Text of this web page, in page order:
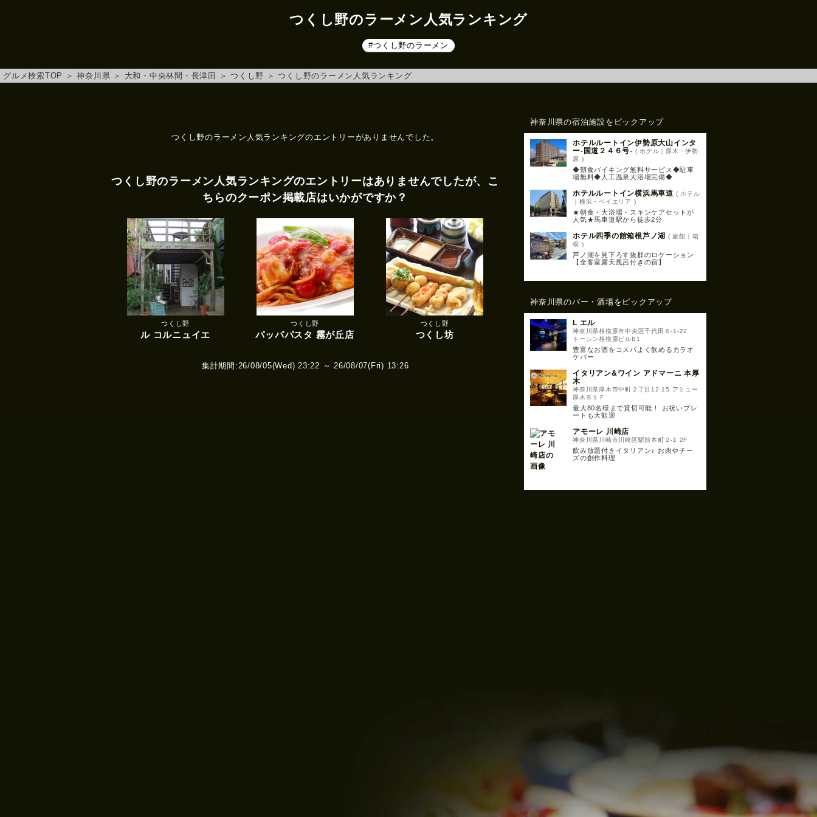
つくし野のラーメン人気ランキング
#つくし野のラーメン
グルメ検索TOP ＞神奈川県 ＞ 大和・中央林間・長津田 ＞ つくし野 ＞つくし野のラーメン人気ランキング
つくし野のラーメン人気ランキングのエントリーがありませんでした。
つくし野のラーメン人気ランキングのエントリーはありませんでしたが、こ
ちらのクーポン掲載店はいかがですか？
つくし野
ル コルニュイエ
つくし野
パッパパスタ 霧が丘店
つくし野
つくし坊
集計期間:26/08/05(Wed) 23:22 ～ 26/08/07(Fri) 13:26
神奈川県の宿泊施設をピックアップ
ホテルルートイン伊勢原大山インタ
ー‐国道２４６号‐ ( ホテル｜厚木・伊勢
原 )
◆朝食バイキング無料サービス◆駐車
場無料◆人工温泉大浴場完備◆
ホテルルートイン横浜馬車道 ( ホテル
｜横浜・ベイエリア )
★朝食・大浴場・スキンケアセットが
人気★馬車道駅から徒歩2分
ホテル四季の館箱根芦ノ湖 ( 旅館｜箱
根 )
芦ノ湖を見下ろす抜群のロケーション
【全客室露天風呂付きの宿】
神奈川県のバー・酒場をピックアップ
L エル
神奈川県相模原市中央区千代田６-1-22
トーシン相模原ビルB1
豊富なお酒をコスパよく飲めるカラオ
ケバー
イタリアン&ワイン アドマーニ 本厚
木
神奈川県厚木市中町２丁目12-15 アミュー
厚木Ｂ１Ｆ
最大80名様まで貸切可能！ お祝いプレ
ートも大歓迎
アモーレ 川崎店
神奈川県川崎市川崎区駅前本町２-1 2F
飲み放題付きイタリアン♪ お肉やチー
ズの創作料理